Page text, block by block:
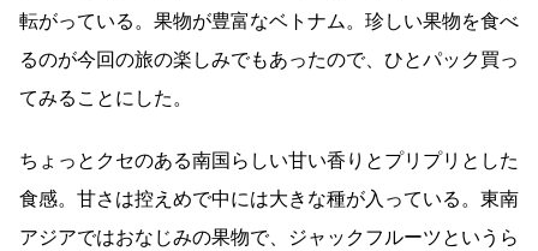
転がっている。果物が豊富なベトナム。珍しい果物を食べ
るのが今回の旅の楽しみでもあったので、ひとパック買っ
てみることにした。
ちょっとクセのある南国らしい甘い香りとプリプリとした
食感。甘さは控えめで中には大きな種が入っている。東南
アジアではおなじみの果物で、ジャックフルーツというら